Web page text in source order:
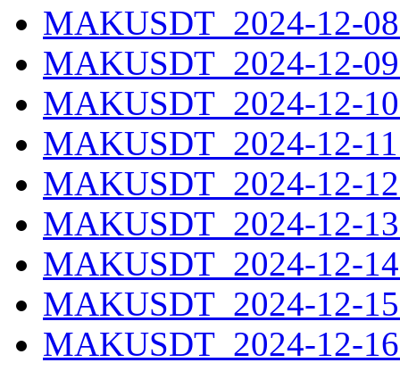
MAKUSDT_2024-12-
MAKUSDT_2024-12-
MAKUSDT_2024-12-
MAKUSDT_2024-12-
MAKUSDT_2024-12-
MAKUSDT_2024-12-
MAKUSDT_2024-12-
MAKUSDT_2024-12-
MAKUSDT_2024-12-